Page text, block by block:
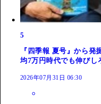
5
『四季報 夏号』から
均7万円時代でも伸びし
2026年07月31日 06:30